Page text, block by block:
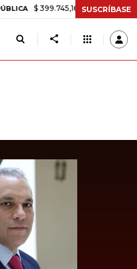
$ 399.745,16 +$ 2.295,71 +0,58%
SUSCRÍBASE